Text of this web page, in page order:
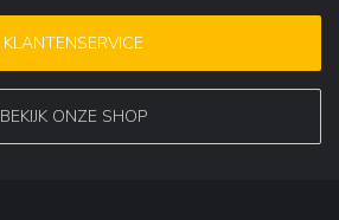
KLANTENSERVICE
BEKIJK ONZE SHOP